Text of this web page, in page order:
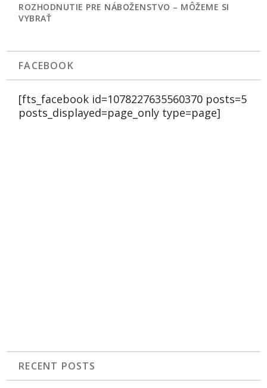
ROZHODNUTIE PRE NÁBOŽENSTVO – MÔŽEME SI
VYBRAŤ
FACEBOOK
[fts_facebook id=1078227635560370 posts=5
posts_displayed=page_only type=page]
RECENT POSTS